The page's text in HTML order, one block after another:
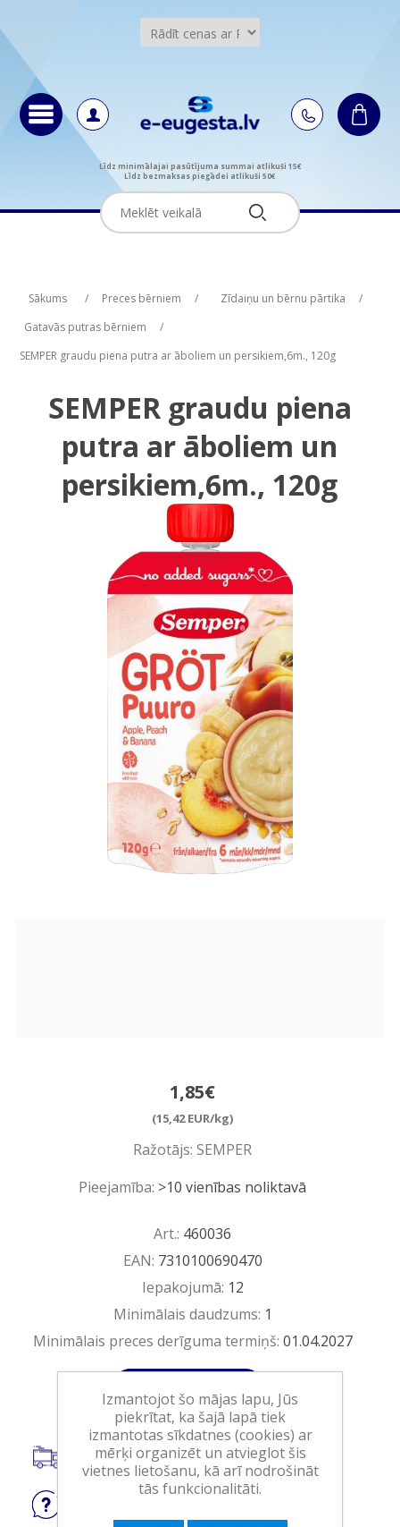
Līdz minimālajai pasūtījuma summai atlikuši 15€
Līdz bezmaksas piegādei atlikuši 50€
Sākums / Preces bērniem / Zīdaiņu un bērnu pārtika
/
Gatavās putras bērniem
/
SEMPER graudu piena putra ar āboliem un persikiem,6m., 120g
SEMPER graudu piena
putra ar āboliem un
persikiem,6m., 120g
1,85€
(15,42 EUR/kg)
Ražotājs: SEMPER
Pieejamība: >10 vienības noliktavā
Art.: 460036
EAN: 7310100690470
Iepakojumā: 12
Minimālais daudzums: 1
Minimālais preces derīguma termiņš: 01.04.2027
Piegāde visā Latvijā.
Izmantojot šo mājas lapu, Jūs
piekrītat, ka šajā lapā tiek
izmantotas sīkdatnes (cookies) ar
mērķi organizēt un atvieglot šis
vietnes lietošanu, kā arī nodrošināt
tās funkcionalitāti.